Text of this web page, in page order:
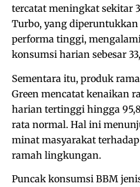
tercatat meningkat sekitar
Turbo, yang
performa tinggi,
konsumsi harian sebesar
Sementara itu, produk
Green mencatat kenaikan
harian tertinggi hingga
rata normal. Hal ini
minat masyarakat
ramah lingkungan.
Puncak konsumsi BBM